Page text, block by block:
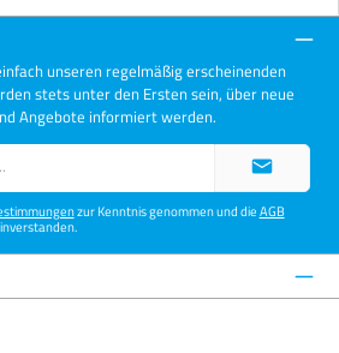
unseren regelmäßig erscheinenden
stets unter den Ersten sein, über neue
Angebote informiert werden.
zur Kenntnis genommen und dieAGB